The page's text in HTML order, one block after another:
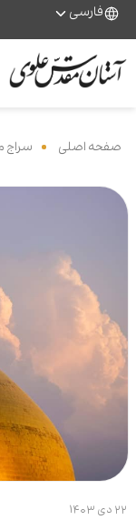
فارسی
صفحه اصلی سراج
۲۲ دی ۱۴۰۳